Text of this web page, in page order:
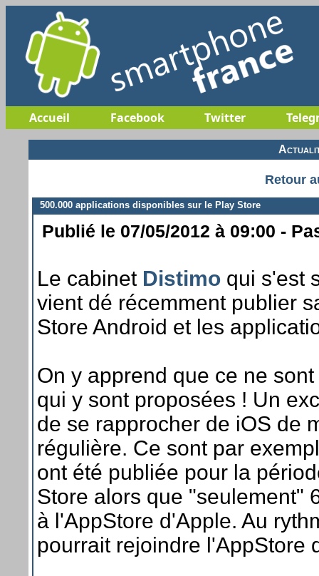
Accueil Facebook Twitter
Retour
500.000 applications disponibles sur le Play Store
Publié le 07/05/2012 à 09:00 -
Le cabinet Distimo qui s'est
vient dé récemment publier
Store Android et les
On y apprend que ce ne
qui y sont proposées ! Un
de se rapprocher de iOS de
régulière. Ce sont par
ont été publiée pour la
Store alors que "seulement"
à l'AppStore d'Apple. Au
pourrait rejoindre l'AppStore